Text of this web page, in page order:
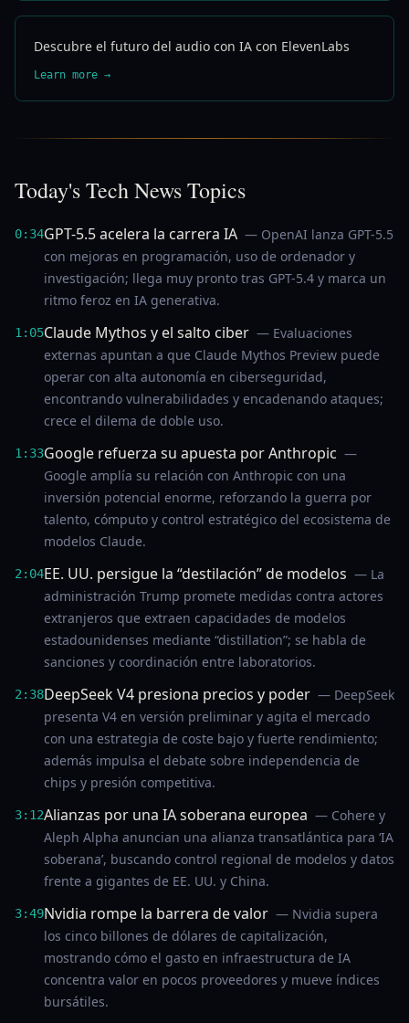
Descubre el futuro del audio con IA con ElevenLabs
Learn more →
Today's Tech News Topics
0:34GPT-5.5 acelera la carrera IA — OpenAI lanza GPT-5.5
con mejoras en programación, uso de ordenador y
investigación; llega muy pronto tras GPT-5.4 y marca un
ritmo feroz en IA generativa.
1:05Claude Mythos y el salto ciber — Evaluaciones
externas apuntan a que Claude Mythos Preview puede
operar con alta autonomía en ciberseguridad,
encontrando vulnerabilidades y encadenando ataques;
crece el dilema de doble uso.
1:33Google refuerza su apuesta por Anthropic —
Google amplía su relación con Anthropic con una
inversión potencial enorme, reforzando la guerra por
talento, cómputo y control estratégico del ecosistema de
modelos Claude.
2:04EE. UU. persigue la “destilación” de modelos — La
administración Trump promete medidas contra actores
extranjeros que extraen capacidades de modelos
estadounidenses mediante “distillation”; se habla de
sanciones y coordinación entre laboratorios.
2:38DeepSeek V4 presiona precios y poder — DeepSeek
presenta V4 en versión preliminar y agita el mercado
con una estrategia de coste bajo y fuerte rendimiento;
además impulsa el debate sobre independencia de
chips y presión competitiva.
3:12Alianzas por una IA soberana europea — Cohere y
Aleph Alpha anuncian una alianza transatlántica para ‘IA
soberana’, buscando control regional de modelos y datos
frente a gigantes de EE. UU. y China.
3:49Nvidia rompe la barrera de valor — Nvidia supera
los cinco billones de dólares de capitalización,
mostrando cómo el gasto en infraestructura de IA
concentra valor en pocos proveedores y mueve índices
bursátiles.